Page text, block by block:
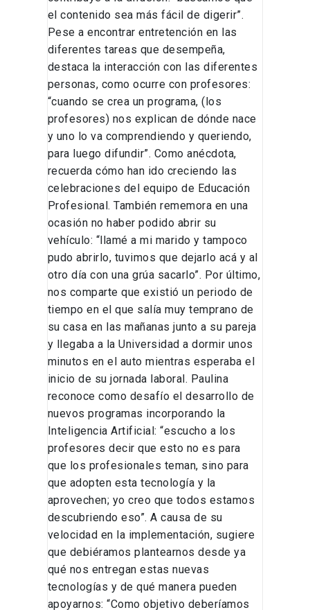
el contenido sea más fácil de digerir”.
Pese a encontrar entretención en las
diferentes tareas que desempeña,
destaca la interacción con las diferentes
personas, como ocurre con profesores:
“cuando se crea un programa, (los
profesores) nos explican de dónde nace
y uno lo va comprendiendo y queriendo,
para luego difundir”. Como anécdota,
recuerda cómo han ido creciendo las
celebraciones del equipo de Educación
Profesional. También rememora en una
ocasión no haber podido abrir su
vehículo: “llamé a mi marido y tampoco
pudo abrirlo, tuvimos que dejarlo acá y al
otro día con una grúa sacarlo”. Por último,
nos comparte que existió un periodo de
tiempo en el que salía muy temprano de
su casa en las mañanas junto a su pareja
y llegaba a la Universidad a dormir unos
minutos en el auto mientras esperaba el
inicio de su jornada laboral. Paulina
reconoce como desafío el desarrollo de
nuevos programas incorporando la
Inteligencia Artificial: “escucho a los
profesores decir que esto no es para
que los profesionales teman, sino para
que adopten esta tecnología y la
aprovechen; yo creo que todos estamos
descubriendo eso”. A causa de su
velocidad en la implementación, sugiere
que debiéramos plantearnos desde ya
qué nos entregan estas nuevas
tecnologías y de qué manera pueden
apoyarnos: “Como objetivo deberíamos